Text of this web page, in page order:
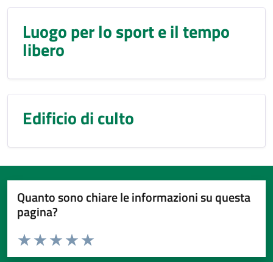
Luogo per lo sport e il tempo
libero
Edificio di culto
Quanto sono chiare le informazioni su questa
pagina?
Domanda
Valuta da 1 a 5 stelle la pagina
Valuta 5 stelle su 5
Valuta 4 stelle su 5
Valuta 3 stelle su 5
Valuta 2 stelle su 5
Valuta 1 stelle su 5